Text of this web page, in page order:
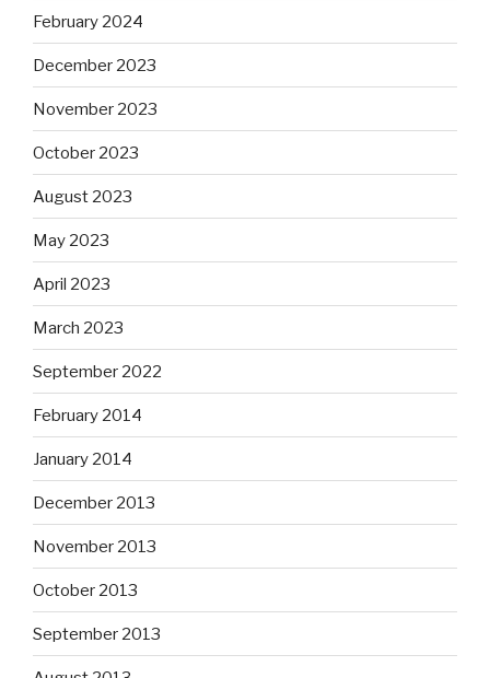
February 2024
December 2023
November 2023
October 2023
August 2023
May 2023
April 2023
March 2023
September 2022
February 2014
January 2014
December 2013
November 2013
October 2013
September 2013